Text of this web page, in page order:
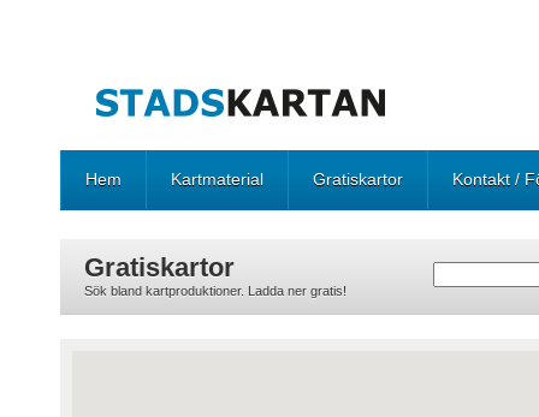
Hem Kartmaterial Gratiskartor Kontakt /
Gratiskartor
Sök bland kartproduktioner. Ladda ner gratis!